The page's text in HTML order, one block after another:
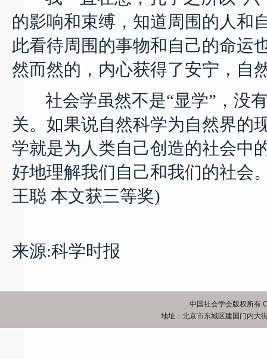
的影响和束缚，知道周围的人和
此看待周围的事物和自己的命运
然而然的，内心获得了安宁，自
社会学虽然不是“显学”，没有
关。如果说自然科学为自然界的
学就是为人类自己创造的社会中
好地理解我们自己和我们的社会
王聪 本文获三等奖)
来源:科学时报
中国社会学会版权所有
地址：北京市东城区建国门内